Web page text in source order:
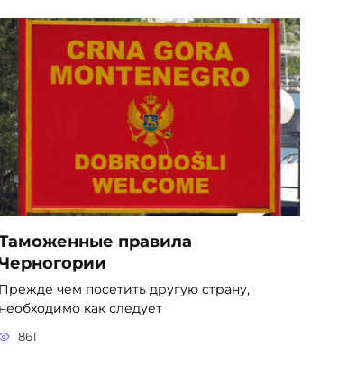
правила
Прежде чем посетить другую страну,
необходимо как следует
861